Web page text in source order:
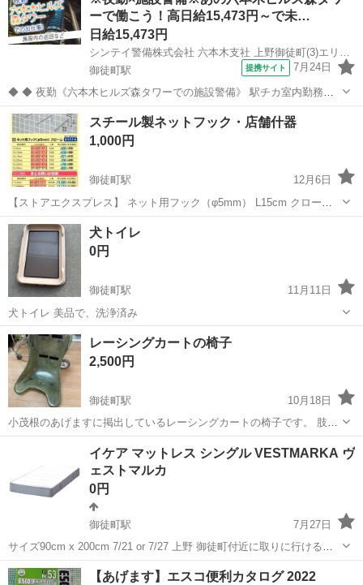
質問...
ーで働こう！高日給15,473円～で未…
日給15,473円
御徒町駅
提携サイト 7月24日
◆ ◆ 夜勤《六本木ヒルズ森タワーでの施設警備》 駅チカ室内勤務で
年中快適！ 夜勤のみ＆週3日～OKだから プライベートも大事にしなが
ら働けます！ 六本木駅直結だから お仕事帰りに遊びに行くのにも便利
♪ ＼未経験スター...
東京 台東区 御徒町駅 警備員
スチール製ネットフック・店舗什器
1,000円
御徒町駅
12月6日
【ストアエクスプレス】 ネット用フック（φ5mm） L15cm クローム
200本 ※寸法は写真に記載されてます。 引っ越しの為、取りに来れる
方限定でお願いします。
東京 台東区 御徒町駅
犬トイレ
0円
御徒町駅
11月11日
犬トイレ 美品で、洗浄済み
東京 台東区 御徒町駅 その他 トイレ
レーシングカートの椅子
2,500円
御徒町駅
10月18日
小茂根のあげますに掲出しているレーシングカートの椅子です。 肢体
不自由の子のシートとして使えるかと手に入れましたが、首が据わら
ず支えが必要だったため未使用で保管していました。 サイズ等はお問
い合わせください。 ...
レーシングカート
イケア マットレス シングル VESTMARKA ヴ
ェストマルカ
0円
御徒町駅
7月27日
サイズ90cm x 200cm 7/21 or 7/27 上野 御徒町付近に取りに行ける方
のみ
東京 台東区 御徒町駅 イケア
【あげます】エスコ便利カタログ 2022